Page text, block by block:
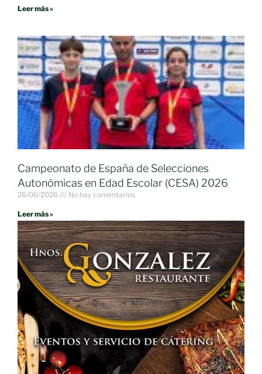
Leer más »
Campeonato de España de Selecciones
Autonómicas en Edad Escolar (CESA) 2026
26/06/2026 No hay comentarios
Leer más »